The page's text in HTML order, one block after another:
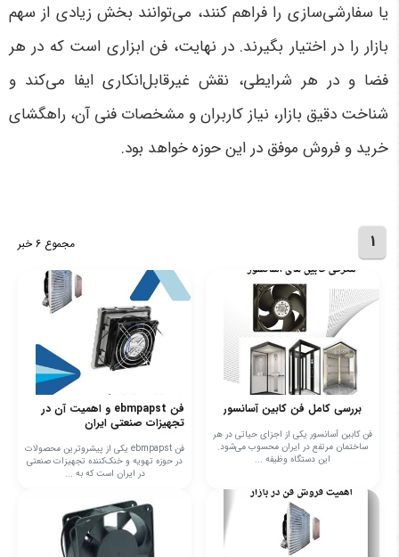
یا سفارشی‌سازی را فراهم کنند، می‌توانند بخش زیادی از سهم
بازار را در اختیار بگیرند. در نهایت، فن ابزاری است که در هر
فضا و در هر شرایطی، نقش غیرقابل‌انکاری ایفا می‌کند و
شناخت دقیق بازار، نیاز کاربران و مشخصات فنی آن، راهگشای
خرید و فروش موفق در این حوزه خواهد بود.
1 مجموع 6 خبر
بررسی کامل فن کابین آسانسور
فن کابین آسانسور یکی از اجزای حیاتی در هر
ساختمان مرتفع در ایران محسوب می‌شود.
این دستگاه وظیفه ...
فن ebmpapst و اهمیت آن در
تجهیزات صنعتی ایران
فن ebmpapst یکی از پیشروترین محصولات
در حوزه تهویه و خنک‌کننده تجهیزات صنعتی
در ایران است که به ...